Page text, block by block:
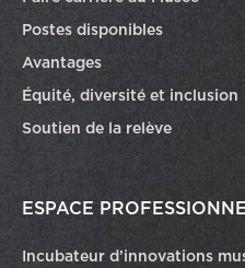
Postes disponiblesCe lien
Avantages
Équité, diversité et inclusion
Soutien de la relève
ESPACE
Incubateur d’innovations